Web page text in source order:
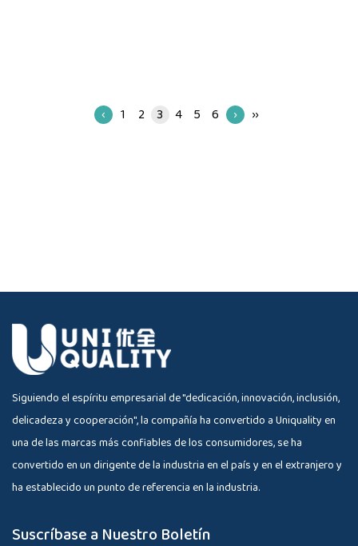
‹ 1 2 3 4 5 6 › ››
Siguiendo el espíritu empresarial de "dedicación, innovación, inclusión,
delicadeza y cooperación", la compañía ha convertido a Uniquality en
una de las marcas más confiables de los consumidores, se ha
convertido en un dirigente de la industria en el país y en el extranjero y
ha establecido un punto de referencia en la industria.
Suscríbase a Nuestro Boletín